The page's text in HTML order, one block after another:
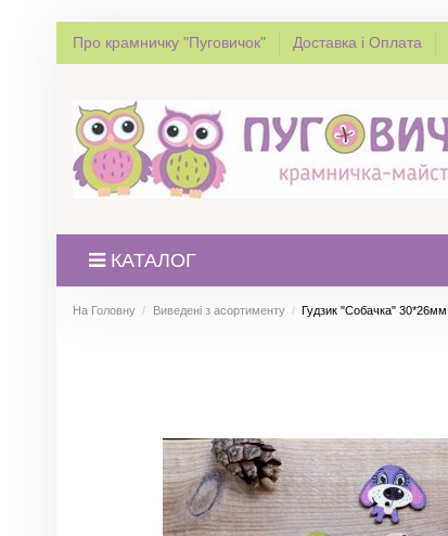
Про крамничку "Пуговичок" Доставка і Оплата
КАТАЛОГ
На Головну Виведені з асортименту Гудзик "Собачка" 30*26мм